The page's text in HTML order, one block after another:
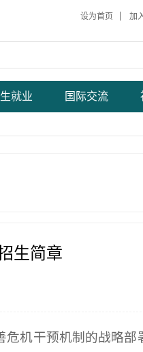
设为首页 加
就业 国际交流
生简章
危机干预机制的战略部